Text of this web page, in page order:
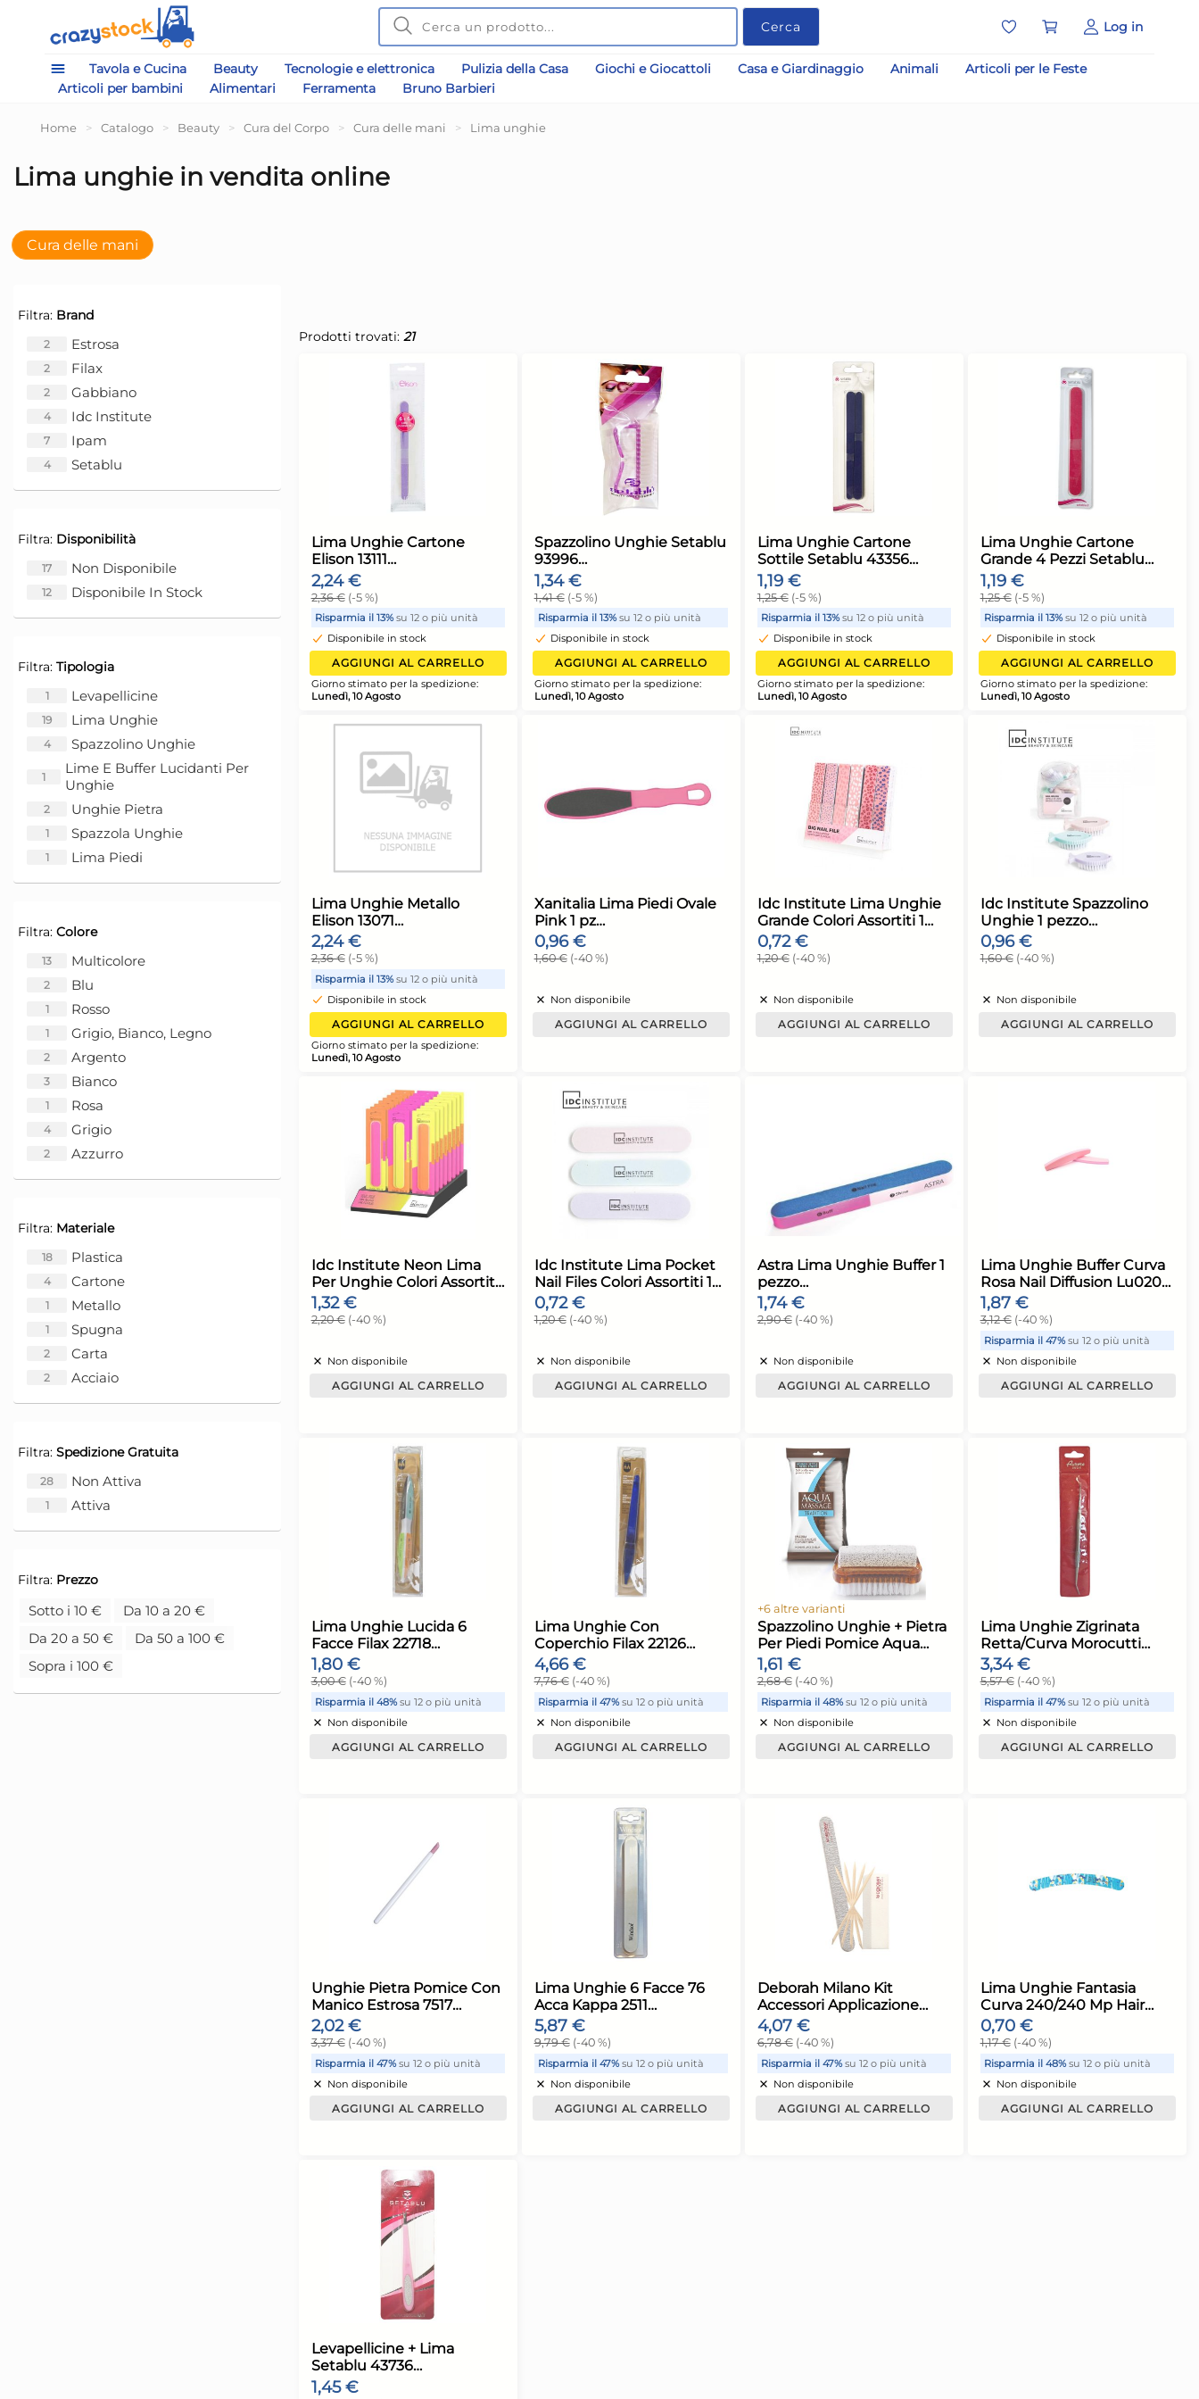
Cerca Log in
Tavola e Cucina Beauty Tecnologie e elettronica Pulizia della Casa Giochi e Giocattoli Casa e Giardinaggio Animali
Articoli per le Feste
Articoli per bambini
Alimentari Ferramenta Bruno Barbieri
Home > Catalogo > Beauty > Cura del Corpo > Cura delle mani > Lima unghie
Lima unghie in vendita online
Cura delle mani
Filtra: Brand
2 Estrosa
2 Filax
2 Gabbiano
4 Idc Institute
7 Ipam
4 Setablu
Filtra: Disponibilità
17 Non Disponibile
12 Disponibile In Stock
Filtra: Tipologia
1 Levapellicine
19 Lima Unghie
4 Spazzolino Unghie
1
Lime E Buffer Lucidanti Per
Unghie
2 Unghie Pietra
1 Spazzola Unghie
1 Lima Piedi
Filtra: Colore
13 Multicolore
2 Blu
1 Rosso
1 Grigio, Bianco, Legno
2 Argento
3 Bianco
1 Rosa
4 Grigio
2 Azzurro
Filtra: Materiale
18 Plastica
4 Cartone
1 Metallo
1 Spugna
2 Carta
2 Acciaio
Filtra: Spedizione Gratuita
28 Non Attiva
1 Attiva
Filtra: Prezzo
Sotto i 10 €
Da 10 a 20 €
Da 20 a 50 €
Da 50 a 100 €
Sopra i 100 €
Prodotti trovati: 21
Lima Unghie Cartone
Elison 13111
2,24 €
Risparmia il 13%
Disponibile in stock
AGGIUNGI AL CARRELLO
Giorno stimato per la spedizione:
Lunedì, 10 Agosto
Spazzolino Unghie Setablu
su 12 o più unità
Disponibile in stock
AGGIUNGI AL CARRELLO
Lima Unghie Cartone
Sottile Setablu 43356
(-5 %)
Risparmia il 13% su 12 o più unità
Disponibile in stock
AGGIUNGI AL CARRELLO
Giorno stimato per la spedizione:
Lima Unghie Metallo
Elison 13071
2,24 €
2,36 €(-5 %)
su 12 o più unità
AGGIUNGI AL CARRELLO
Giorno stimato per la spedizione:
0,96 €
1,60 €
AGGIUNGI AL CARRELLO
Grande Colori Assortiti 1
pezzo
0,72 €
AGGIUNGI AL CARRELLO
Idc Institute Neon Lima
Per Unghie Colori Assortiti
1 pezzo
1,32 €
2,20 €(-40 %)
Non disponibile
AGGIUNGI AL CARRELLO
Idc Institute Lima Pocket
Nail Files Colori Assortiti 1
1,20 € (-40 %)
Non disponibile
AGGIUNGI AL CARRELLO
Astra Lima Unghie Buffer 1
1,74 €
2,90 €(-40 %)
Non disponibile
AGGIUNGI AL CARRELLO
Lima Unghie Lucida 6
Facce Filax 22718
1,80 €
3,00 € (-40 %)
AGGIUNGI AL CARRELLO
Lima Unghie Con
Coperchio Filax 22126
7,76 €
+6 altre varianti
Spazzolino Unghie + Pietra
Per Piedi Pomice Aqua
Massagge 5-976
1,61 €
(-40 %)